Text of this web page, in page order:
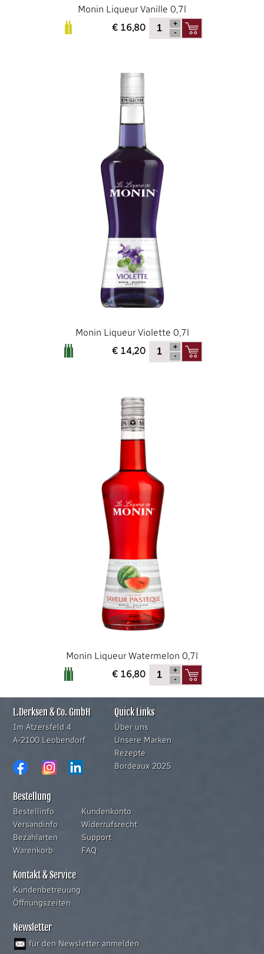
Monin Liqueur Vanille 0,7l
€ 16,80
Monin Liqueur Violette 0,7l
€ 14,20
Monin Liqueur Watermelon 0,7l
€ 16,80
L.Derksen & Co. GmbH
Im Atzersfeld 4
A-2100 Leobendorf
Quick Links
Über uns
Unsere Marken
Rezepte
Bordeaux 2025
Bestellung
Bestellinfo
Versandinfo
Bezahlarten
Warenkorb
Kundenkonto
Widerrufsrecht
Support
FAQ
Kontakt & Service
Kundenbetreuung
Öffnungszeiten
Newsletter
für den Newsletter anmelden